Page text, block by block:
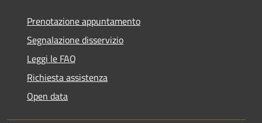
Prenotazione appuntamento
Segnalazione disservizio
Leggi le FAQ
Richiesta assistenza
Open data